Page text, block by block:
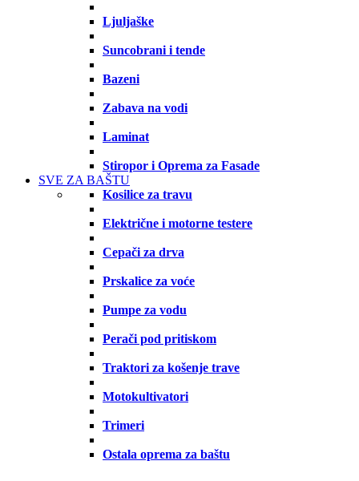
Ljuljaške
Suncobrani i tende
Bazeni
Zabava na vodi
Laminat
Stiropor i Oprema za Fasade
SVE ZA BAŠTU
Kosilice za travu
Električne i motorne testere
Cepači za drva
Prskalice za voće
Pumpe za vodu
Perači pod pritiskom
Traktori za košenje trave
Motokultivatori
Trimeri
Ostala oprema za baštu